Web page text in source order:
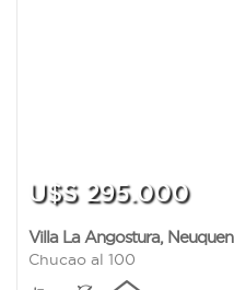
U$S 295.000
Villa La Angostura, Neuquen
Chucao al 100